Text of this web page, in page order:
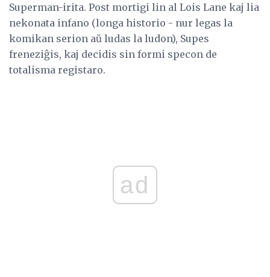
Superman-irita. Post mortigi lin al Lois Lane kaj lia
nekonata infano (longa historio - nur legas la
komikan serion aŭ ludas la ludon), Supes
freneziĝis, kaj decidis sin formi specon de
totalisma registaro.
ad